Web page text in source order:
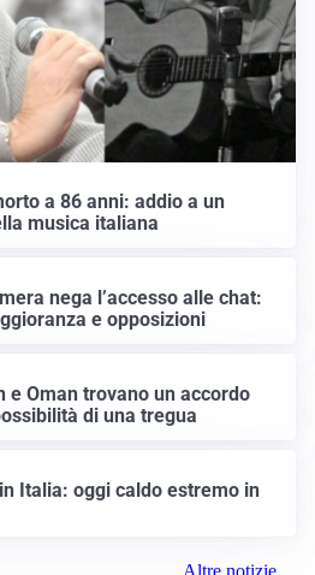
a 86 anni: addio a un
musica italiana
nega l’accesso alle chat:
e opposizioni
e Oman trovano un accordo
di una tregua
Italia: oggi caldo estremo in
Altre notizie